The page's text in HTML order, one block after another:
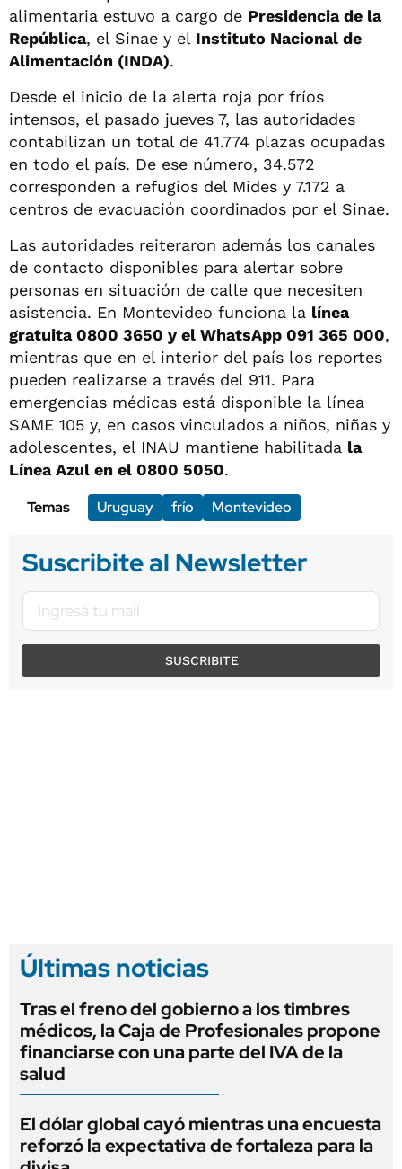
alimentaria estuvo a cargo de Presidencia de la
República, el Sinae y el Instituto Nacional de
Alimentación (INDA).
Desde el inicio de la alerta roja por fríos
intensos, el pasado jueves 7, las autoridades
contabilizan un total de 41.774 plazas ocupadas
en todo el país. De ese número, 34.572
corresponden a refugios del Mides y 7.172 a
centros de evacuación coordinados por el Sinae.
Las autoridades reiteraron además los canales
de contacto disponibles para alertar sobre
personas en situación de calle que necesiten
asistencia. En Montevideo funciona la línea
gratuita 0800 3650 y el WhatsApp 091 365 000,
mientras que en el interior del país los reportes
pueden realizarse a través del 911. Para
emergencias médicas está disponible la línea
SAME 105 y, en casos vinculados a niños, niñas y
adolescentes, el INAU mantiene habilitada la
Línea Azul en el 0800 5050.
Temas
Uruguay frío Montevideo
Suscribite al Newsletter
SUSCRIBITE
Últimas noticias
Tras el freno del gobierno a los timbres
médicos, la Caja de Profesionales propone
financiarse con una parte del IVA de la
salud
El dólar global cayó mientras una encuesta
reforzó la expectativa de fortaleza para la